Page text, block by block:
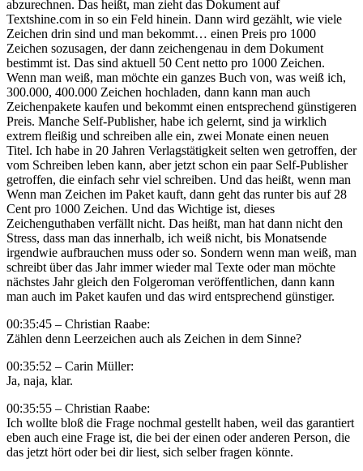
abzurechnen. Das heißt, man zieht das Dokument auf
Textshine.com in so ein Feld hinein. Dann wird gezählt, wie viele
Zeichen drin sind und man bekommt… einen Preis pro 1000
Zeichen sozusagen, der dann zeichengenau in dem Dokument
bestimmt ist. Das sind aktuell 50 Cent netto pro 1000 Zeichen.
Wenn man weiß, man möchte ein ganzes Buch von, was weiß ich,
300.000, 400.000 Zeichen hochladen, dann kann man auch
Zeichenpakete kaufen und bekommt einen entsprechend günstigeren
Preis. Manche Self-Publisher, habe ich gelernt, sind ja wirklich
extrem fleißig und schreiben alle ein, zwei Monate einen neuen
Titel. Ich habe in 20 Jahren Verlagstätigkeit selten wen getroffen, der
vom Schreiben leben kann, aber jetzt schon ein paar Self-Publisher
getroffen, die einfach sehr viel schreiben. Und das heißt, wenn man
Wenn man Zeichen im Paket kauft, dann geht das runter bis auf 28
Cent pro 1000 Zeichen. Und das Wichtige ist, dieses
Zeichenguthaben verfällt nicht. Das heißt, man hat dann nicht den
Stress, dass man das innerhalb, ich weiß nicht, bis Monatsende
irgendwie aufbrauchen muss oder so. Sondern wenn man weiß, man
schreibt über das Jahr immer wieder mal Texte oder man möchte
nächstes Jahr gleich den Folgeroman veröffentlichen, dann kann
man auch im Paket kaufen und das wird entsprechend günstiger.
00:35:45 – Christian Raabe:
Zählen denn Leerzeichen auch als Zeichen in dem Sinne?
00:35:52 – Carin Müller:
Ja, naja, klar.
00:35:55 – Christian Raabe:
Ich wollte bloß die Frage nochmal gestellt haben, weil das garantiert
eben auch eine Frage ist, die bei der einen oder anderen Person, die
das jetzt hört oder bei dir liest, sich selber fragen könnte.